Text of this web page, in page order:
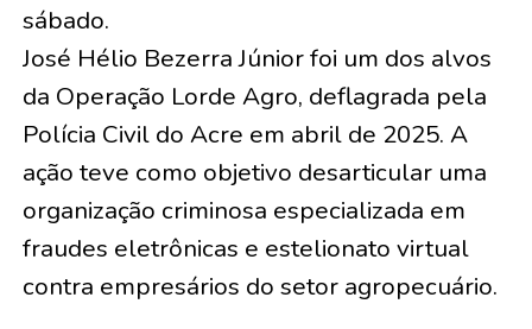
sábado.
José Hélio Bezerra Júnior foi um dos alvos
da Operação Lorde Agro, deflagrada pela
Polícia Civil do Acre em abril de 2025. A
ação teve como objetivo desarticular uma
organização criminosa especializada em
fraudes eletrônicas e estelionato virtual
contra empresários do setor agropecuário.